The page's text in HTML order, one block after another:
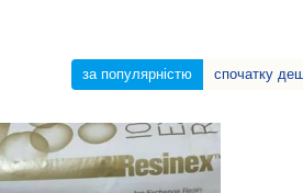
за популярністю спочатку